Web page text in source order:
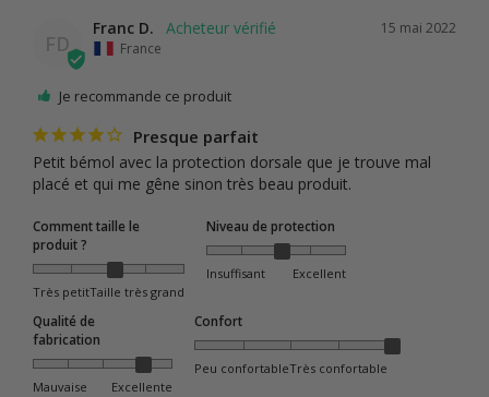
FD
15 mai 2022
Franc D.
France
Je recommande ce produit
Presque parfait
Petit bémol avec la protection dorsale que je trouve mal
placé et qui me gêne sinon très beau produit.
Comment taille le
produit ?
Très petitTaille très grand
Niveau de protection
Insuffisant Excellent
Qualité de
fabrication
Mauvaise Excellente
Confort
Peu confortableTrès confortable